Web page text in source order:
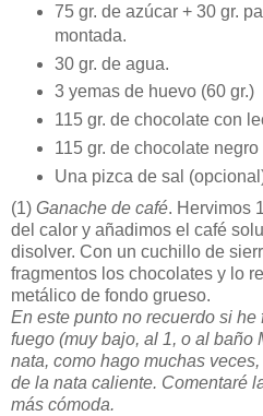
75 gr. de azúcar + 30 gr.
montada.
30 gr. de agua.
3 yemas de huevo (60 gr.)
115 gr. de chocolate con
115 gr. de chocolate
Una pizca de sal
(1) Ganache de café. Hervimos
del calor y añadimos el café
disolver. Con un cuchillo de
fragmentos los chocolates y lo
metálico de fondo grueso.
En este punto no recuerdo si
fuego (muy bajo, al 1, o al baño
nata, como hago muchas
de la nata caliente. Comentaré
más cómoda.